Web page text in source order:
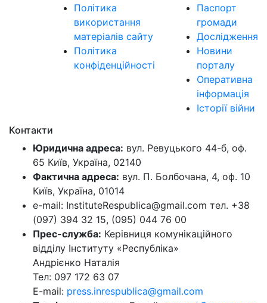
Політика
використання
матеріалів сайту
Політика
конфіденційності
Паспорт
громади
Дослідження
Новини
порталу
Оперативна
інформація
Історії війни
Контакти
Юридична адреса: вул. Ревуцького 44-б, оф.
65 Київ, Україна, 02140
Фактична адреса: вул. П. Болбочана, 4, оф. 10
Київ, Україна, 01014
e-mail: InstituteRespublica@gmail.com тел. +38
(097) 394 32 15, (095) 044 76 00
Прес-служба: Керівниця комунікаційного
відділу Інституту «Республіка»
Андрієнко Наталія
Тел: 097 172 63 07
E-mail: press.inrespublica@gmail.com